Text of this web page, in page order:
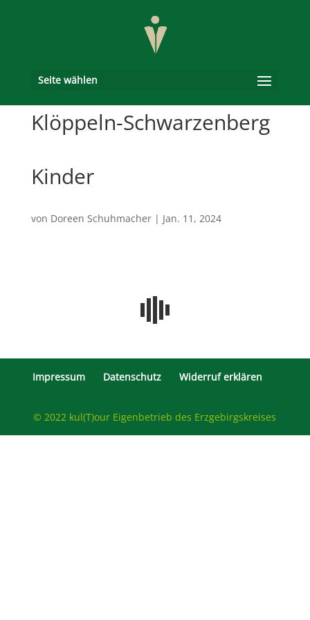
Seite wählen
Klöppeln-Schwarzenberg
Kinder
von Doreen Schuhmacher| Jan. 11, 2024
Impressum Datenschutz Widerruf erklären
© 2022 kul(T)our Eigenbetrieb des Erzgebirgskreises